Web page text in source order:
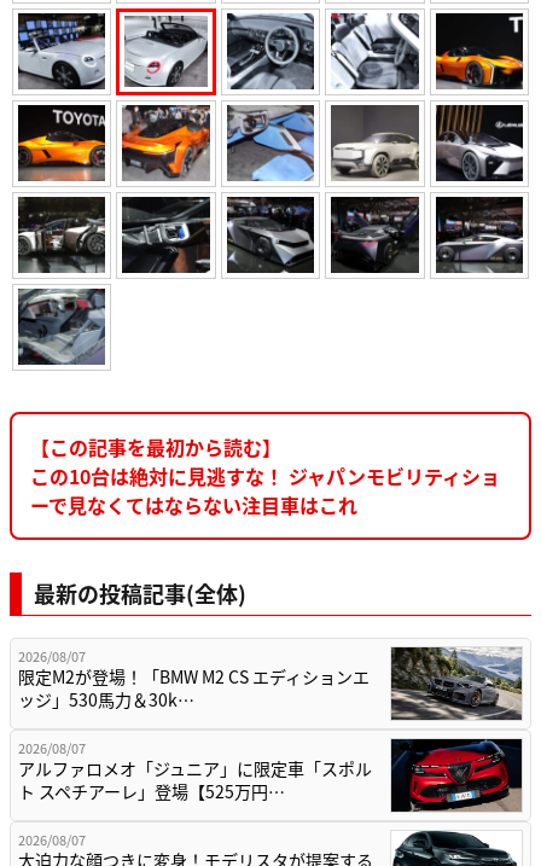
【この記事を最初から読む】
この10台は絶対に見逃すな！ ジャパンモビリティショ
ーで見なくてはならない注目車はこれ
最新の投稿記事(全体)
2026/08/07
限定M2が登場！「BMW M2 CS エディションエ
ッジ」530馬力＆30k…
2026/08/07
アルファロメオ「ジュニア」に限定車「スポル
ト スペチアーレ」登場【525万円…
2026/08/07
大迫力な顔つきに変身！モデリスタが提案する